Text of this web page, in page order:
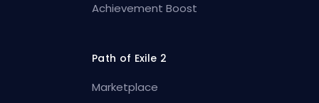
Achievement Boost
Path of Exile 2
Marketplace